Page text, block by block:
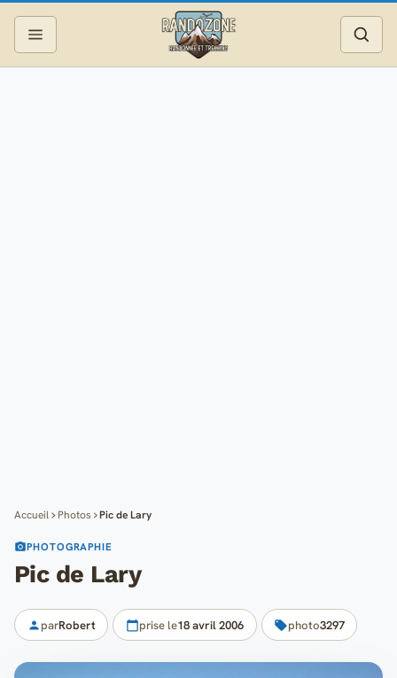
Accueil Photos Pic de Lary
PHOTOGRAPHIE
Pic de Lary
parRobert prise le18 avril 2006 photo3297